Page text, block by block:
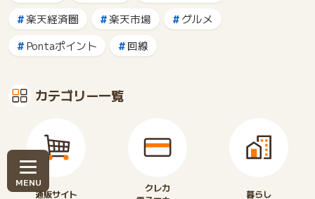
楽天経済圏
楽天市場
グルメ
Pontaポイント
回線
カテゴリー一覧
通販サイト
クレカ
暮らし